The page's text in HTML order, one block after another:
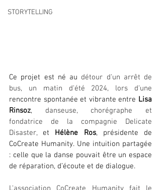
STORYTELLING
Ce projet est né au détour d'un arrêt de
rencontre spontanée et vibrante entre Lisa
Rinsoz, danseuse, chorégraphe et
fondatrice de la compagnie Delicate
Disaster, et Hélène Ros, présidente de
CoCreate Humanity. Une intuition partagée
: celle que la danse pouvait être un espace
de réparation, d’écoute et de dialogue.